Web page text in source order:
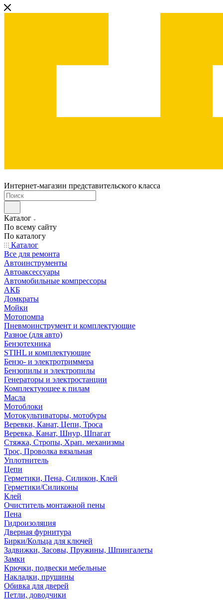
Интернет-магазин представительского класса
Каталог
По всему сайту
По каталогу
Каталог
Все для ремонта
Автоинструменты
Автоаксессуары
Автомобильные компрессоры
АКБ
Домкраты
Мойки
Мотопомпа
Пневмоинструмент и комплектующие
Разное (для авто)
Бензотехника
STIHL и комплектующие
Бензо- и электротриммера
Бензопилы и электропилы
Генераторы и электростанции
Комплектующее к пилам
Масла
Мотоблоки
Мотокультиваторы, мотобуры
Веревки, Канат, Цепи, Троса
Веревка, Канат, Шнур, Шпагат
Стяжка, Стропы, Храп. механизмы
Трос, Проволка вязальная
Уплотнитель
Цепи
Герметики, Пена, Силикон, Клей
Герметики/Силиконы
Клей
Очиститель монтажной пены
Пена
Гидроизоляция
Дверная фурнитура
Бирки/Кольца для ключей
Задвижки, Засовы, Пружины, Шпингалеты
Замки
Крючки, подвески мебельные
Накладки, прушины
Обивка для дверей
Петли, доводчики